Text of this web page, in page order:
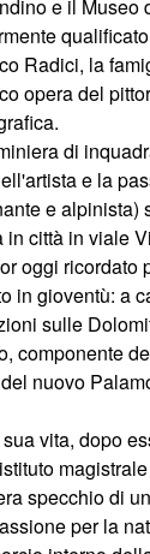
e il
Radici, la
opera del
di
e la
e
città in viale
oggi
in gioventù: a
sulle
componente
nuovo
vita, dopo
specchio di
per la